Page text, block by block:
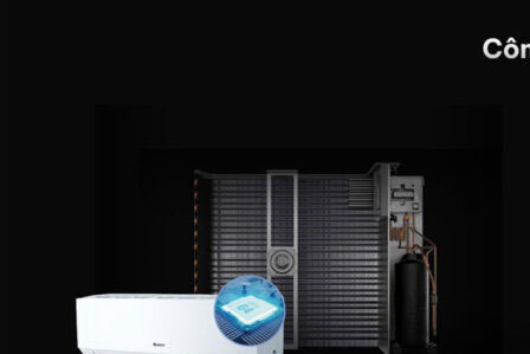
Máy vắt cam